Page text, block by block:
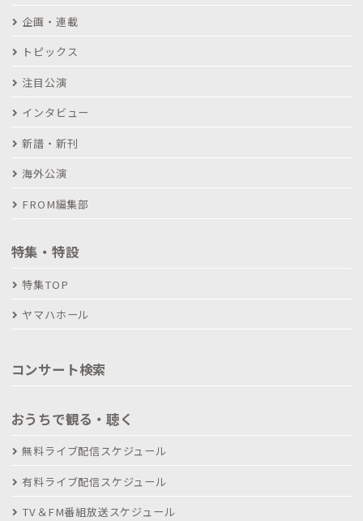
企画・連載
トピックス
注目公演
インタビュー
新譜・新刊
海外公演
FROM編集部
特集・特設
特集TOP
ヤマハホール
コンサート検索
おうちで観る・聴く
無料ライブ配信スケジュール
有料ライブ配信スケジュール
TV＆FM番組放送スケジュール